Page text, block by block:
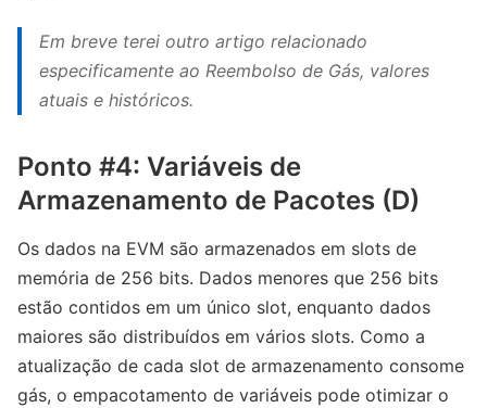
Em breve terei outro artigo relacionado
especificamente ao Reembolso de Gás, valores
atuais e históricos.
Ponto #4: Variáveis ​​de
Armazenamento de Pacotes (D)
Os dados na EVM são armazenados em slots de
memória de 256 bits. Dados menores que 256 bits
estão contidos em um único slot, enquanto dados
maiores são distribuídos em vários slots. Como a
atualização de cada slot de armazenamento consome
gás, o empacotamento de variáveis pode otimizar o